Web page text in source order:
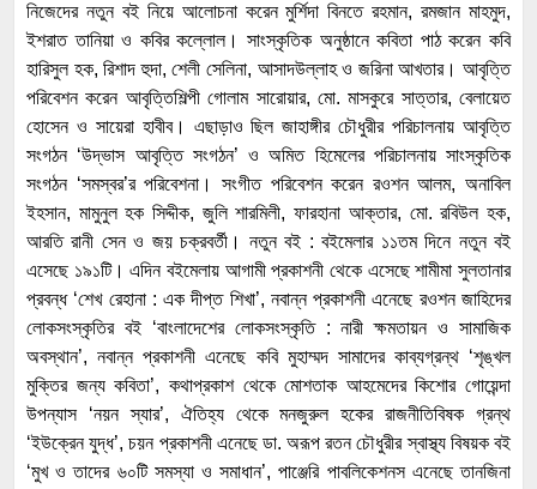
নিজেদের নতুন বই নিয়ে আলোচনা করেন মুর্শিদা বিনতে রহমান, রমজান মাহমুদ,
ইশরাত তানিয়া ও কবির কল্লোল। সাংস্কৃতিক অনুষ্ঠানে কবিতা পাঠ করেন কবি
হারিসুল হক, রিশাদ হুদা, শেলী সেলিনা, আসাদউল্লাহ ও জরিনা আখতার। আবৃত্তি
পরিবেশন করেন আবৃত্তিশিল্পী গোলাম সারোয়ার, মো. মাসকুরে সাত্তার, বেলায়েত
হোসেন ও সায়েরা হাবীব। এছাড়াও ছিল জাহাঙ্গীর চৌধুরীর পরিচালনায় আবৃত্তি
সংগঠন ‘উদ্ভাস আবৃত্তি সংগঠন’ ও অমিত হিমেলের পরিচালনায় সাংস্কৃতিক
সংগঠন ‘সমস্বর’র পরিবেশনা। সংগীত পরিবেশন করেন রওশন আলম, অনাবিল
ইহসান, মামুনুল হক সিদ্দীক, জুলি শারমিলী, ফারহানা আক্তার, মো. রবিউল হক,
আরতি রানী সেন ও জয় চক্রবর্তী। নতুন বই : বইমেলার ১১তম দিনে নতুন বই
এসেছে ১৯১টি। এদিন বইমেলায় আগামী প্রকাশনী থেকে এসেছে শামীমা সুলতানার
প্রবন্ধ ‘শেখ রেহানা : এক দীপ্ত শিখা’, নবান্ন প্রকাশনী এনেছে রওশন জাহিদের
লোকসংস্কৃতির বই ‘বাংলাদেশের লোকসংস্কৃতি : নারী ক্ষমতায়ন ও সামাজিক
অবস্থান’, নবান্ন প্রকাশনী এনেছে কবি মুহাম্মদ সামাদের কাব্যগ্রন্থ ‘শৃঙ্খল
মুক্তির জন্য কবিতা’, কথাপ্রকাশ থেকে মোশতাক আহমেদের কিশোর গোয়েন্দা
উপন্যাস ‘নয়ন স্যার’, ঐতিহ্য থেকে মনজুরুল হকের রাজনীতিবিষক গ্রন্থ
‘ইউক্রেন যুদ্ধ’, চয়ন প্রকাশনী এনেছে ডা. অরূপ রতন চৌধুরীর স্বাস্থ্য বিষয়ক বই
‘মুখ ও তাদের ৬০টি সমস্যা ও সমাধান’, পাঞ্জেরি পাবলিকেশনস এনেছে তানজিনা